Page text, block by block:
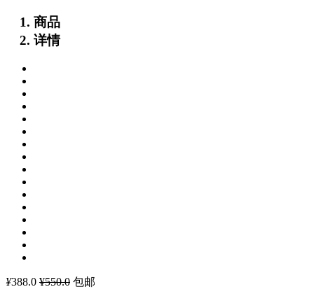
商品
详情
¥388.0 ¥550.0 包邮